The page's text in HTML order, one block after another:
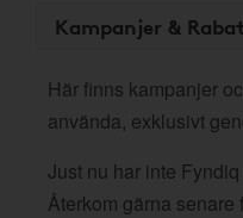
Kampanjer &
Här finns kampanjer
använda, exklusivt
Just nu har inte
Återkom gärna senare